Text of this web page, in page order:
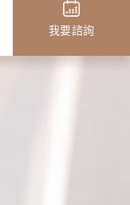
我要諮詢